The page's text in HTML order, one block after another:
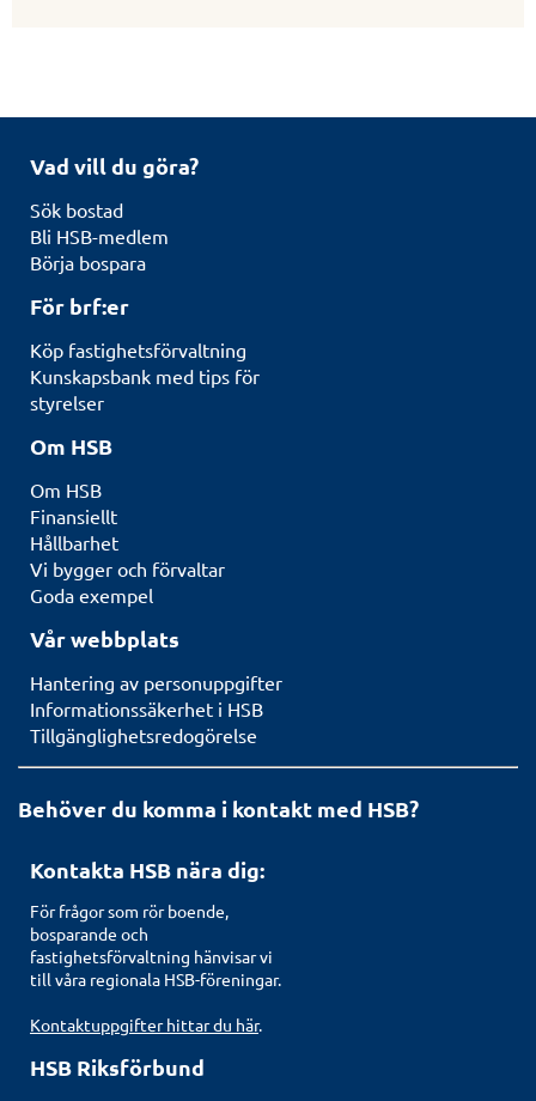
Vad vill du göra?
Sök bostad
Bli HSB-medlem
Börja bospara
För brf:er
Köp fastighetsförvaltning
Kunskapsbank med tips för
styrelser
Om HSB
Om HSB
Finansiellt
Hållbarhet
Vi bygger och förvaltar
Goda exempel
Vår webbplats
Hantering av personuppgifter
Informationssäkerhet i HSB
Tillgänglighetsredogörelse
Behöver du komma i kontakt med HSB?
Kontakta HSB nära dig:
För frågor som rör boende,
bosparande och
fastighetsförvaltning hänvisar vi
till våra regionala HSB-föreningar.
Kontaktuppgifter hittar du här.
HSB Riksförbund